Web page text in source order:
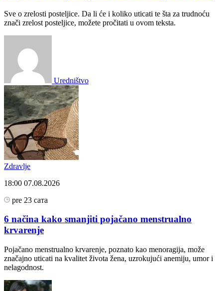
Sve o zrelosti posteljice. Da li će i koliko uticati te šta za trudnoću
znači zrelost posteljice, možete pročitati u ovom teksta.
Uredništvo
Zdravlje
18:00 07.08.2026
pre 23 сата
6 načina kako smanjiti pojačano menstrualno
krvarenje
Pojačano menstrualno krvarenje, poznato kao menoragija, može
značajno uticati na kvalitet života žena, uzrokujući anemiju, umor i
nelagodnost.